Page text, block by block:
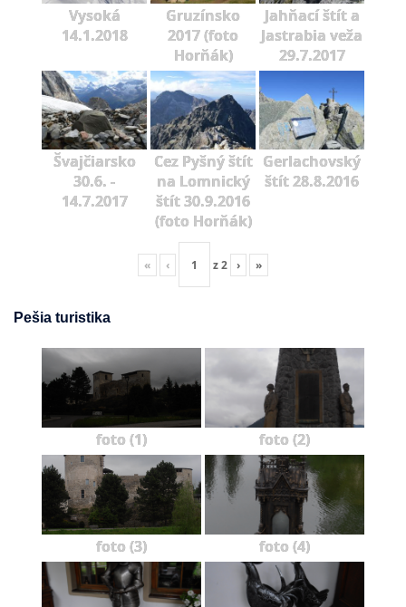
Vysoká
14.1.2018
Gruzínsko
2017 (foto
Horňák)
Jahňací štít a
Jastrabia veža
29.7.2017
Švajčiarsko
30.6. -
14.7.2017
Cez Pyšný štít
na Lomnický
štít 30.9.2016
(foto Horňák)
Gerlachovský
štít 28.8.2016
« ‹ z2 › »
Pešia turistika
foto (1) foto (2)
foto (3) foto (4)